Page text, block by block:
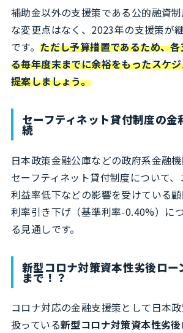
補助金以外の支援策である公的融資
な変更点はなく、2023年の支援策が
です。ただし予算措置であるため、
る毎年度末までに余裕をもったスケ
提案しましょう。
セーフティネット貸付制度の金
続
日本政策金融公庫などの政府系金融
セーフティネット貸付制度について
利益率低下などの影響を受けている
利率引き下げ（基準利率-0.40%）に
る見通しです。
新型コロナ対策資本性劣後ロ
まで！？
コロナ対応の金融支援策として日本
扱っている新型コロナ対策資本性劣